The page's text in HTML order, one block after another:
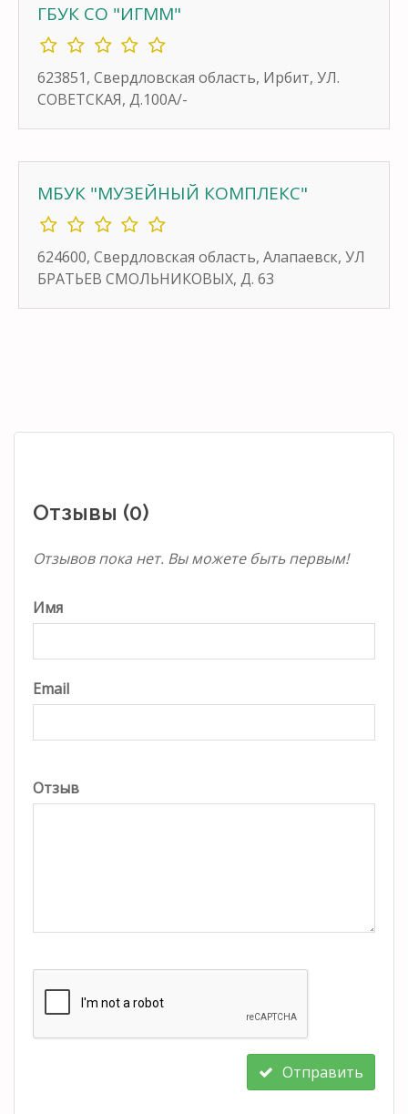
ГБУК СО "ИГММ"
623851, Свердловская область, Ирбит, УЛ.
СОВЕТСКАЯ, Д.100А/-
МБУК "МУЗЕЙНЫЙ КОМПЛЕКС"
624600, Свердловская область, Алапаевск, УЛ
БРАТЬЕВ СМОЛЬНИКОВЫХ, Д. 63
Отзывы (0)
Отзывов пока нет. Вы можете быть первым!
Имя
Email
Отзыв
Отправить